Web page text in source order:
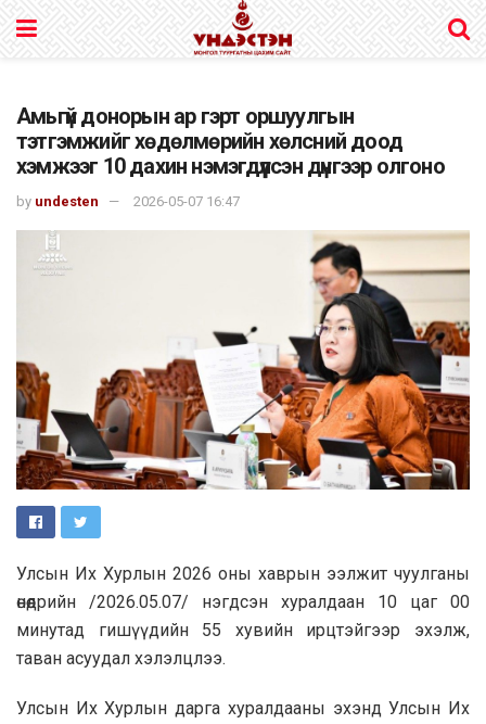
Амьгүй донорын ар гэрт оршуулгын
тэтгэмжийг хөдөлмөрийн хөлсний доод
хэмжээг 10 дахин нэмэгдүүлсэн дүнгээр олгоно
by undesten 2026-05-07 16:47
Улсын Их Хурлын 2026 оны хаврын ээлжит чуулганы
өнөөдрийн /2026.05.07/ нэгдсэн хуралдаан 10 цаг 00
минутад гишүүдийн 55 хувийн ирцтэйгээр эхэлж,
таван асуудал хэлэлцлээ.
Улсын Их Хурлын дарга хуралдааны эхэнд Улсын Их